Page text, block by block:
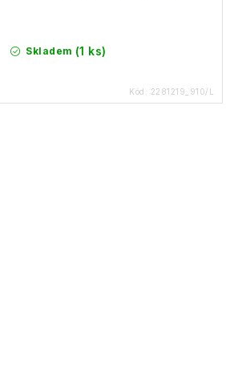
Skladem (1 ks)
Kód: 2281219_910/L